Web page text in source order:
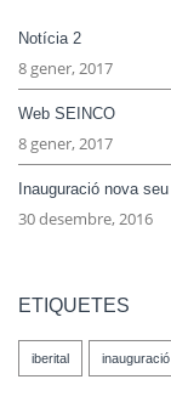
Notícia 2
8 gener, 2017
Web SEINCO
8 gener, 2017
Inauguració nova
30 desembre, 2016
ETIQUETES
iberital inauguració